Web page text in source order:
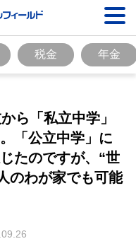
税金 年金
ら「私立中学」
「公立中学」に
たのですが、“世
のわが家でも可能